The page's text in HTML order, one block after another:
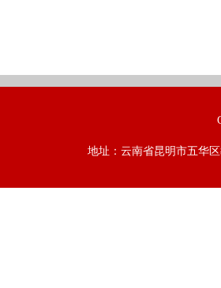
地址：云南省昆明市五华